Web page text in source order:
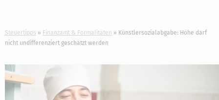
Steuertipps Finanzamt & Formalitäten
Künstlersozialabgabe: Höhe darf
nicht undifferenziert geschätzt werden